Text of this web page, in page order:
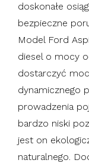
doskonałe
bezpieczne
Model Ford
diesel o mocy
dostarczyć
dynamicznego
prowadzenia
bardzo niski
jest on
naturalnego.